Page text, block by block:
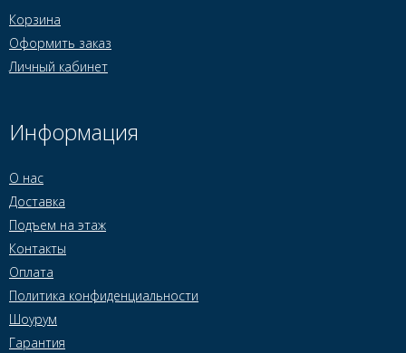
Корзина
Оформить заказ
Личный кабинет
Информация
О нас
Доставка
Подъем на этаж
Контакты
Оплата
Политика конфиденциальности
Шоурум
Гарантия